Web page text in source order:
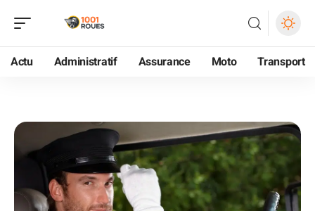
Actu Administratif Assurance Moto Transport